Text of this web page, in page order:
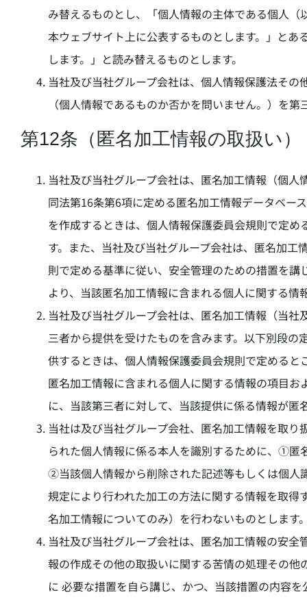
み替えるものとし、「個人情報の主体である個人
本ウェブサイト上に公表するものとします。」と
します。」と読み替えるものとします。
当社及び当社グループ会社は、個人情報保護法そ
（個人情報であるものか否かを問いません。）を
第12条（匿名加工情報の取扱い）
当社及び当社グループ会社は、匿名加工情報（個
同法第16条第6項に定める匿名加工情報データベー
を作成するときは、個人情報保護委員会規則で定
す。また、当社及び当社グループ会社は、匿名加
則で定める基準に従い、安全管理のための措置を
より、当該匿名加工情報に含まれる個人に関する情
当社及び当社グループ会社は、匿名加工情報（当
三者から提供を受けたものを含みます。以下別段
供するときは、個人情報保護委員会規則で定める
匿名加工情報に含まれる個人に関する情報の項目
に、当該第三者に対して、当該提供に係る情報が匿
当社は及び当社グループ会社、匿名加工情報を取
られた個人情報に係る本人を識別するために、①匿
②当該個人情報から削除された記述等もしくは個人
規定により行われた加工の方法に関する情報を取
名加工情報についてのみ）を行わないものとします
当社及び当社グループ会社は、匿名加工情報の安
報の作成その他の取扱いに関する苦情の処理その
に 必要な措置を自ら講じ、かつ、当該措置の内容